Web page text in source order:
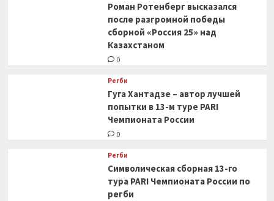
Роман Ротенберг высказался
после разгромной победы
сборной «Россия 25» над
Казахстаном
0
Регби
Гуга Хантадзе – автор лучшей
попытки в 13-м туре PARI
Чемпионата России
0
Регби
Символическая сборная 13-го
тура PARI Чемпионата России по
регби